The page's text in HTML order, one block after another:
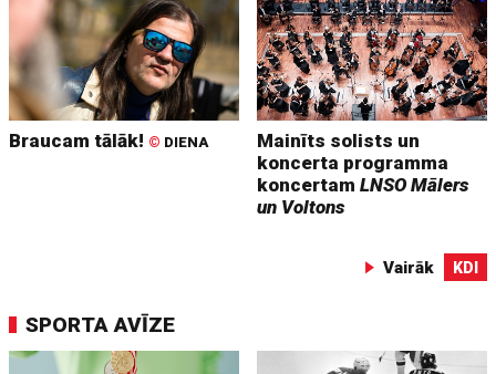
Braucam tālāk! © DIENA
Mainīts solists un
koncerta programma
koncertamLNSO Mālers
un Voltons
Vairāk KDI
SPORTA AVĪZE